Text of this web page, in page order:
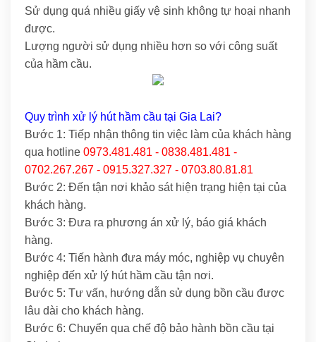
Sử dụng quá nhiều giấy vệ sinh không tự hoại nhanh
được.
Lượng người sử dụng nhiều hơn so với công suất
của hầm cầu.
Quy trình xử lý hút hầm cầu tại Gia Lai?
Bước 1: Tiếp nhận thông tin việc làm của khách hàng
qua hotline 0973.481.481 - 0838.481.481 -
0702.267.267 - 0915.327.327 - 0703.80.81.81
Bước 2: Đến tận nơi khảo sát hiện trạng hiện tại của
khách hàng.
Bước 3: Đưa ra phương án xử lý, báo giá khách
hàng.
Bước 4: Tiến hành đưa máy móc, nghiệp vụ chuyên
nghiệp đến xử lý hút hầm cầu tận nơi.
Bước 5: Tư vấn, hướng dẫn sử dụng bồn cầu được
lâu dài cho khách hàng.
Bước 6: Chuyển qua chế độ bảo hành bồn cầu tại